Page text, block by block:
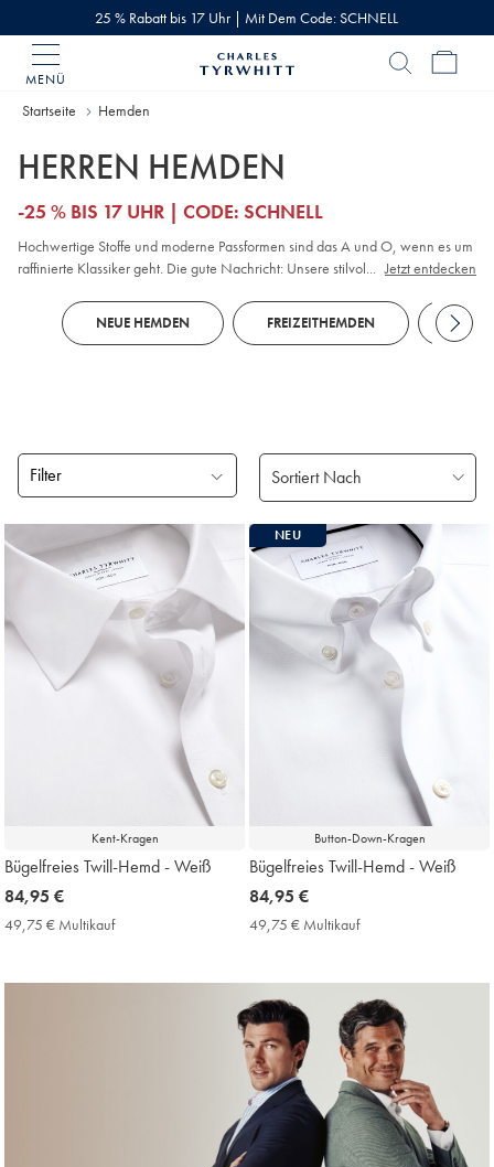
25 % Rabatt bis 17 Uhr | Mit Dem Code: SCHNELL
MENÜ
Home
Startseite Hemden
HERREN HEMDEN
-25 % BIS 17 UHR | CODE: SCHNELL
Hochwertige Stoffe und moderne Passformen sind das A und O, wenn es um
raffinierte Klassiker geht. Die gute Nachricht: Unsere stilvollen
mit unifarbenen oder gemusterten bügelfreien Modellen, die auch im
Sitzungssaal überzeugen. Wenn der Golfclub ruft, entscheiden Sie sich für
... Jetzt entdecken
NEUE HEMDEN FREIZEITHEMDEN
Filter
Produke
18
Kent-Kragen
Bügelfreies Twill-Hemd - Weiß
now
84,95
84,95 €
49,75 € Multikauf49,75
Price
Button-Down-Kragen
NEU
Bügelfreies Twill-Hemd - Weiß
now
84,95
84,95 €
49,75 € Multikauf49,75
Price